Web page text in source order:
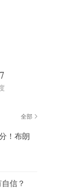
全部
！布朗
信？